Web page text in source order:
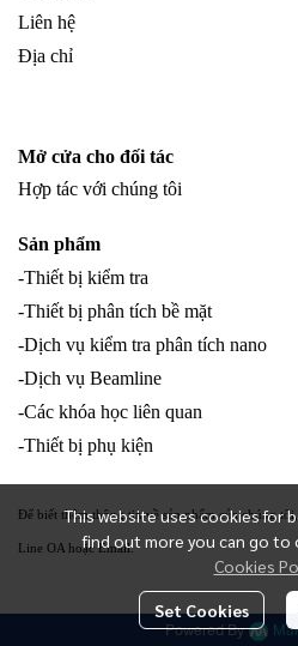
This website uses cookies for
find out more you can go to
Cookies
Set Cookies
Liên hệ
Địa chỉ
Mở cửa cho đối tác
Hợp tác với chúng tôi
Sản phẩm
-Thiết bị kiểm tra
-Thiết bị phân tích bề mặt
-Dịch vụ kiểm tra phân tích nano
-Dịch vụ Beamline
-Các khóa học liên quan
-Thiết bị phụ kiện
Để biết thêm thông tin về sản phẩm của chúng
Line OA hoặc Email.
Powered By